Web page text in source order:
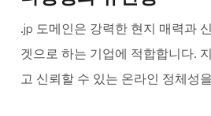
.jp 도메인은 강력한 현지 매력과
겟으로 하는 기업에 적합합니다.
고 신뢰할 수 있는 온라인 정체성